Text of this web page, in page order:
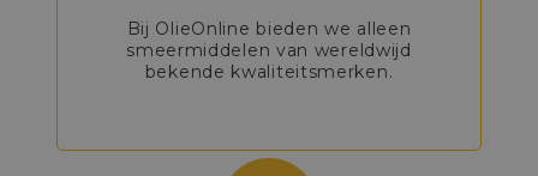
Bij OlieOnline bieden we alleen
smeermiddelen van wereldwijd
bekende kwaliteitsmerken.